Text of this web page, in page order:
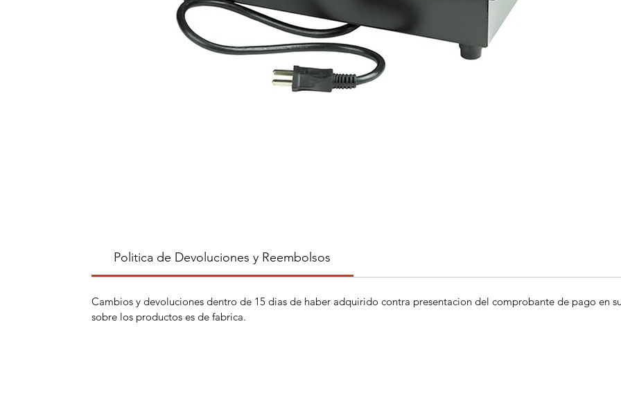
Politica de Devoluciones y Reembolsos
Cambios y devoluciones dentro de 15 dias de haber adquirido contra presentacion del comprobante de pago en
sobre los productos es de fabrica.